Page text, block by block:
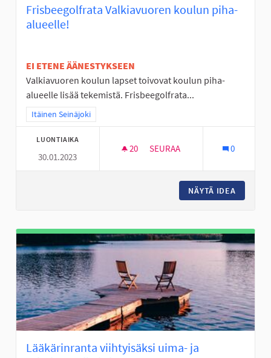
Frisbeegolfrata Valkiavuoren koulun piha-
alueelle!
EI ETENE ÄÄNESTYKSEEN
Valkiavuoren koulun lapset toivovat koulun piha-
alueelle lisää tekemistä. Frisbeegolfrata...
Rajaa tulokset teeman mukaan: Itäinen Seinäjoki
Itäinen Seinäjoki
LUONTIAIKA
30.01.2023
20 20 SEURAAJAA
SEURAA 0
NÄYTÄ IDEA
Lääkärinranta viihtyisäksi uima- ja